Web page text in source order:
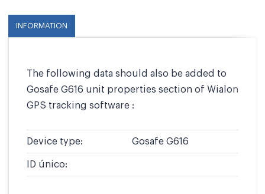
INFORMATION
The following data should also be added to
Gosafe G616 unit properties section of Wialon
GPS tracking software :
Device type: Gosafe G616
ID único: